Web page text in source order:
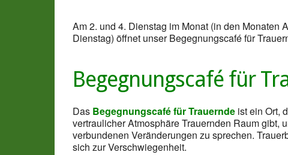
Am 2. und 4. Dienstag im Monat (in den Monaten
Dienstag) öffnet unser Begegnungscafé für
Begegnungscafé für
Das Begegnungscafé für Trauernde ist ein Ort,
vertraulicher Atmosphäre Trauernden Raum gibt,
verbundenen Veränderungen zu sprechen.
sich zur Verschwiegenheit.